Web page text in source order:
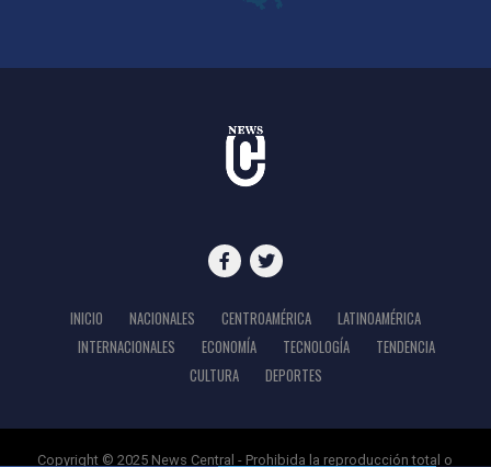
INICIO NACIONALES CENTROAMÉRICA
LATINOAMÉRICA
INTERNACIONALES
ECONOMÍA TECNOLOGÍA
TENDENCIA
CULTURA
DEPORTES
Copyright © 2025 News Central - Prohibida la reproducción total o